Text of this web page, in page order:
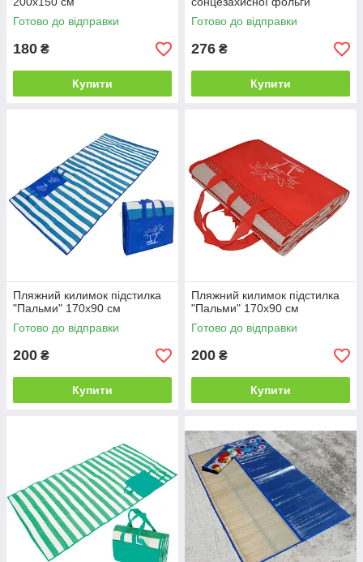
Готово до відправки
180 ₴
Купити
170х150 см
Готово до відправки
276 ₴
Купити
Пляжний килимок підстилка
"Пальми" 170х90 см
Готово до відправки
200 ₴
Купити
Пляжний килимок підстилка
"Пальми" 170х90 см
Готово до відправки
200 ₴
Купити